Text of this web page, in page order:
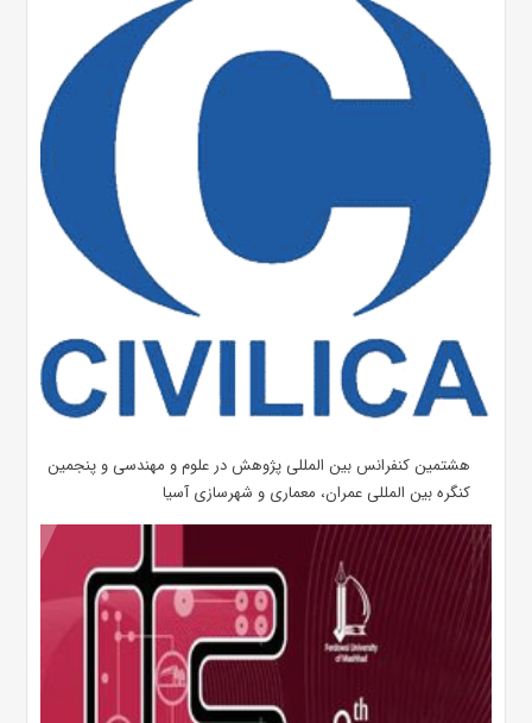
هشتمین کنفرانس بین المللی پژوهش در علوم و مهندسی و پنجمین
کنگره بین المللی عمران، معماری و شهرسازی آسیا